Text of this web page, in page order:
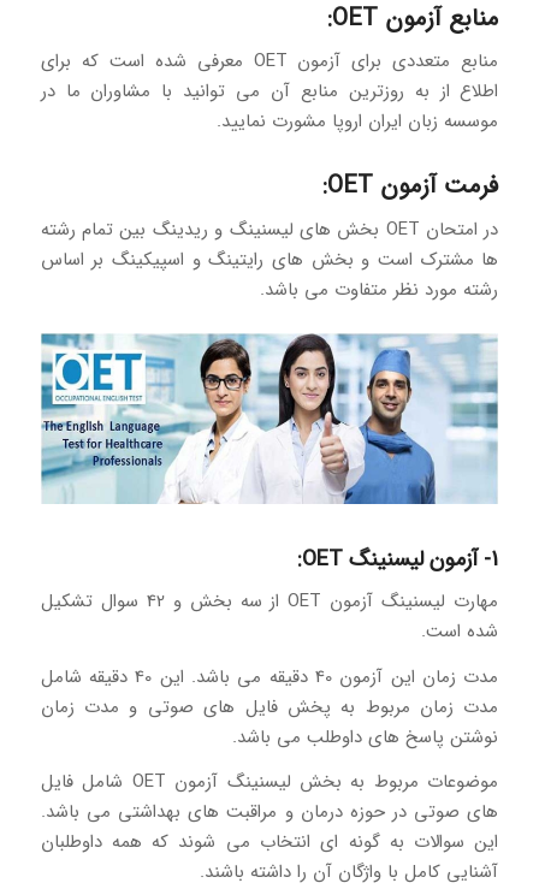
منابع آزمون OET:
منابع متعددی برای آزمون OET معرفی شده است که برای
اطلاع از به روزترین منابع آن می توانید با مشاوران ما در
موسسه زبان ایران اروپا مشورت نمایید.
فرمت آزمون OET:
در امتحان OET بخش های لیسنینگ و ریدینگ بین تمام رشته
ها مشترک است و بخش های رایتینگ و اسپیکینگ بر اساس
رشته مورد نظر متفاوت می باشد.
1- آزمون لیسنینگ OET:
مهارت لیسنینگ آزمون OET از سه بخش و 42 سوال تشکیل
شده است.
مدت زمان این آزمون 40 دقیقه می باشد. این 40 دقیقه شامل
مدت زمان مربوط به پخش فایل های صوتی و مدت زمان
نوشتن پاسخ های داوطلب می باشد.
موضوعات مربوط به بخش لیسنینگ آزمون OET شامل فایل
های صوتی در حوزه درمان و مراقبت های بهداشتی می باشد.
این سوالات به گونه ای انتخاب می شوند که همه داوطلبان
آشنایی کامل با واژگان آن را داشته باشند.